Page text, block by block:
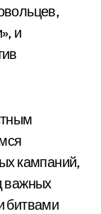
и
кампаний,
важных
битвами